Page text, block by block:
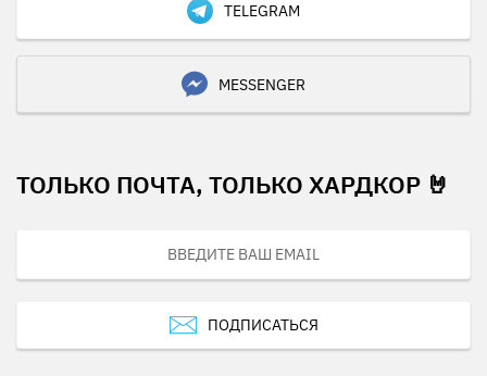
TELEGRAM
MESSENGER
ТОЛЬКО ПОЧТА, ТОЛЬКО ХАРДКОР 🤘
ПОДПИСАТЬСЯ